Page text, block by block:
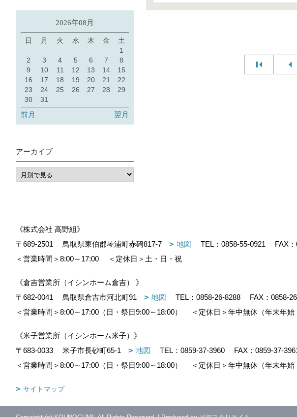
2026年08月
日 月 火 水 木 金
土
1
2
3 4 5 6 7
8
9
10 11 12 13 14
15
16
17 18 19 20 21
22
23
24 25 26 27 28
29
30
31
前月 翌月
アーカイブ
《株式会社 高野組》
〒689-2501
鳥取県東伯郡琴浦町赤碕817-7 地図 TEL： 0858-55-0921
FAX
＜営業時間＞8:00～17:00
＜定休日＞土・日・祝
《倉吉営業所（イシンホーム倉吉） 》
〒682-0041
鳥取県倉吉市河北町91 地図 TEL： 0858-26-8288
FAX：0858-
＜営業時間＞8:00～17:00（日・祭日9:00～18:00）
＜定休日＞年中無休（年末年始
《米子営業所（イシンホーム米子）》
〒683-0033
米子市長砂町65-1 地図 TEL： 0859-37-3960
FAX：0859-37-
＜営業時間＞8:00～17:00（日・祭日9:00～18:00）
＜定休日＞年中無休（年末年始
サイトマップ